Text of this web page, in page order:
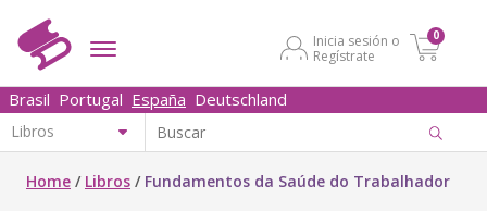
Inicia sesión o
Regístrate
0
Brasil Portugal España Deutschland
Home / Libros / Fundamentos da Saúde do Trabalhador